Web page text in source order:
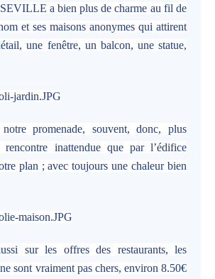
a bien plus de charme au fil de
et ses maisons anonymes qui attirent
une fenêtre, un balcon, une statue,
promenade, souvent, donc, plus
inattendue que par l’édifice
plan ; avec toujours une chaleur bien
sur les offres des restaurants, les
sont vraiment pas chers, environ 8.50€